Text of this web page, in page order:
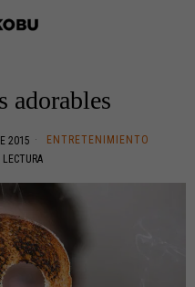
adorables
2015
ENTRETENIMIENTO